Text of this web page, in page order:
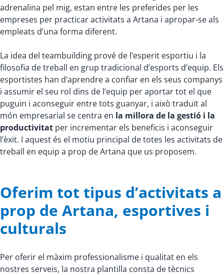
adrenalina pel mig, estan entre les preferides per les
empreses per practicar activitats a Artana i apropar-se als
empleats d’una forma diferent.
La idea del teambuilding prové de l’esperit esportiu i la
filosofia de treball en grup tradicional d’esports d’equip. Els
esportistes han d’aprendre a confiar en els seus companys
i assumir el seu rol dins de l’equip per aportar tot el que
puguin i aconseguir entre tots guanyar, i això traduït al
món empresarial se centra en la millora de la gestió i la
productivitat per incrementar els beneficis i aconseguir
l’èxit. I aquest és el motiu principal de totes les activitats de
treball en equip a prop de Artana que us proposem.
Oferim tot tipus d’activitats a
prop de Artana, esportives i
culturals
Per oferir el màxim professionalisme i qualitat en els
nostres serveis, la nostra plantilla consta de tècnics